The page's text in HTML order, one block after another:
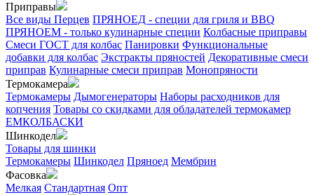
Приправы
Все виды Перцев ПРЯНОЕД - специи для гриля и BBQ
ПРЯНОЕМ - только кулинарные специи Колбасные приправы
Смеси ГОСТ для колбас Панировки Функциональные
добавки для колбас Экстракты пряностей Декоративные смеси
приправ Кулинарные смеси приправ Монопряности
Термокамера
Термокамеры Дымогенераторы Наборы расходников для
копчения Товары со скидками для обладателей термокамер
ЕМКОЛБАСКИ
Шинкодел
Товары для шинки
Термокамеры Шинкодел Пряноед Мембрин
Фасовка
Мелкая Стандартная Опт